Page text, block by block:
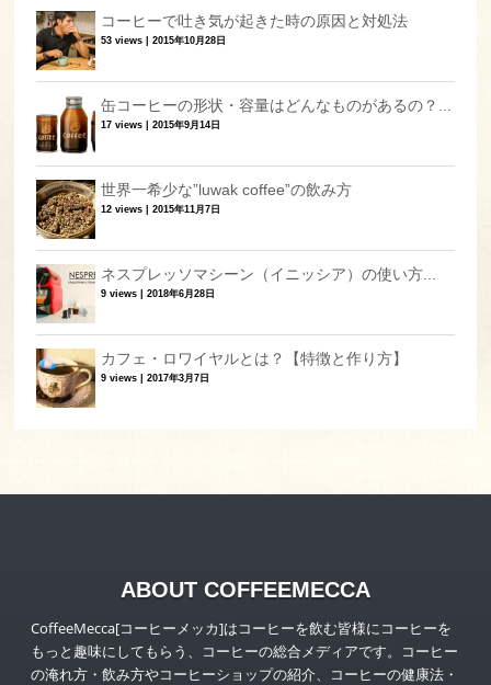
コーヒーで吐き気が起きた時の原因と対処法
53 views |2015年10月28日
缶コーヒーの形状・容量はどんなものがあるの？...
17 views |2015年9月14日
世界一希少な”luwak coffee”の飲み方
12 views |2015年11月7日
ネスプレッソマシーン（イニッシア）の使い方...
9 views |2018年6月28日
カフェ・ロワイヤルとは？【特徴と作り方】
9 views |2017年3月7日
ABOUT COFFEEMECCA
CoffeeMecca[コーヒーメッカ]はコーヒーを飲む皆様にコーヒーを
もっと趣味にしてもらう、コーヒーの総合メディアです。コーヒー
の淹れ方・飲み方やコーヒーショップの紹介、コーヒーの健康法・